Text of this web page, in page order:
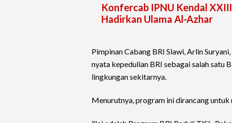
Konfercab IPNU Kendal
Hadirkan Ulama Al-Azhar
Pimpinan Cabang BRI Slawi, Arlin
nyata kepedulian BRI sebagai salah
lingkungan sekitarnya.
Menurutnya, program ini dirancang